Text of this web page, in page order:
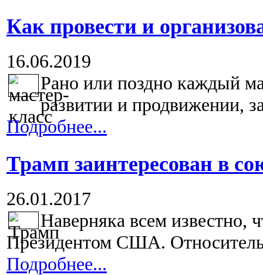
Как провести и
16.06.2019
Рано или поздно каждый
развитии и продвижении,
Подробнее...
Трамп заинтересован в
26.01.2017
Наверняка всем известно,
Президентом США.
Подробнее...